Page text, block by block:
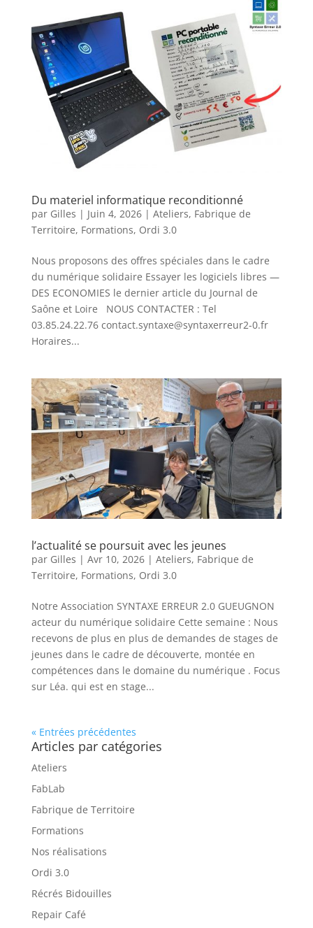
Du materiel informatique reconditionné
par Gilles | Juin 4, 2026| Ateliers, Fabrique de
Territoire, Formations, Ordi 3.0
Nous proposons des offres spéciales dans le cadre
du numérique solidaire Essayer les logiciels libres —
DES ECONOMIES le dernier article du Journal de
Saône et Loire NOUS CONTACTER : Tel
03.85.24.22.76 contact.syntaxe@syntaxerreur2-0.fr
Horaires...
l’actualité se poursuit avec les jeunes
par Gilles | Avr 10, 2026| Ateliers, Fabrique de
Territoire, Formations, Ordi 3.0
Notre Association SYNTAXE ERREUR 2.0 GUEUGNON
acteur du numérique solidaire Cette semaine : Nous
recevons de plus en plus de demandes de stages de
jeunes dans le cadre de découverte, montée en
compétences dans le domaine du numérique . Focus
sur Léa. qui est en stage...
« Entrées précédentes
Articles par catégories
Ateliers
FabLab
Fabrique de Territoire
Formations
Nos réalisations
Ordi 3.0
Récrés Bidouilles
Repair Café